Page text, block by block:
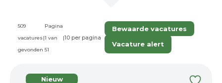
509
vacatures
gevonden
|
Pagina
1 van
51
|
Bewaarde vacatures
Vacature alert
Nieuw